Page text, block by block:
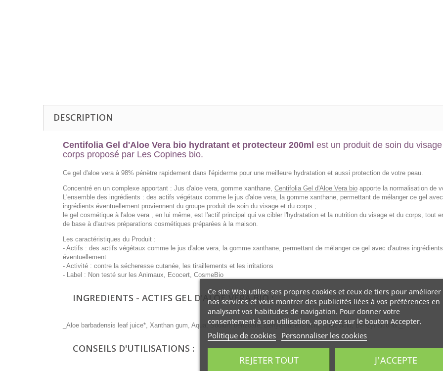
DESCRIPTION
Centifolia Gel d'Aloe Vera bio hydratant et protecteur 200ml est un produit de soin du
corps proposé par Les Copines bio.
Ce gel d'aloe vera à 98% pénètre rapidement dans l'épiderme pour une meilleure hydratation et aussi protection de votre peau.
Concentré en un complexe apportant : Jus d'aloe vera, gomme xanthane, Centifolia Gel d'Aloe Vera bio apporte la normalisation de
L'ensemble des ingrédients : des actifs végétaux comme le jus d'aloe vera, la gomme xanthane, permettant de mélanger ce gel
ingrédients éventuellement proviennent du groupe produit de soin du visage et du corps ;
le gel cosmétique à l'aloe vera , en lui même, est l'actif principal qui va cibler l'hydratation et la nutrition du visage et du corps, tout
de base à d'autres préparations cosmétiques préparées à la maison.
Les caractéristiques du Produit :
- Actifs : des actifs végétaux comme le jus d'aloe vera, la gomme xanthane, permettant de mélanger ce gel avec d'autres ingrédients
éventuellement
- Activité : contre la sécheresse cutanée, les tiraillements et les irritations
- Label : Non testé sur les Animaux, Ecocert, CosmeBio
INGREDIENTS - ACTIFS GEL D'ALOE VERA BIO :
_Aloe barbadensis leaf juice*, Xanthan gum, Aqua, Sodium benzoate, Dehydroacetic acid, Citric acid, Benzyl alcohol._
CONSEILS D'UTILISATIONS :
Ce site Web utilise ses propres cookies et ceux de tiers pour améliorer
nos services et vous montrer des publicités liées à vos préférences en
analysant vos habitudes de navigation. Pour donner votre
consentement à son utilisation, appuyez sur le bouton Accepter.
Politique de cookies Personnaliser les cookies
REJETER TOUT J'ACCEPTE